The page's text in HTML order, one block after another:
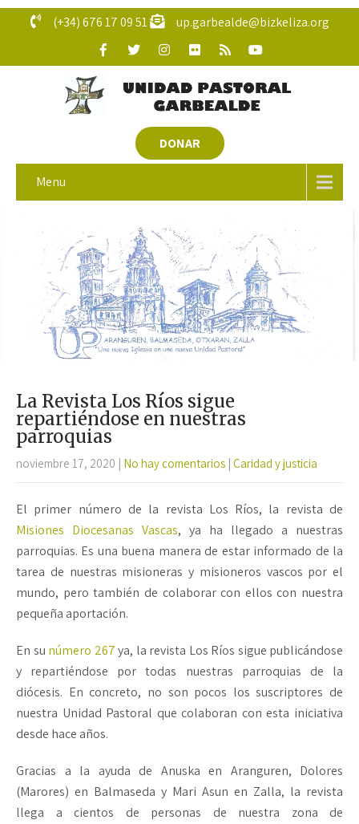
(+34) 676 17 09 51 up.garbealde@bizkeliza.org
DONAR
Menu
La Revista Los Ríos sigue
repartiéndose en nuestras
parroquias
noviembre 17, 2020 No hay comentarios Caridad y justicia
El primer número de la revista Los Ríos, la revista de
Misiones Diocesanas Vascas, ya ha llegado a nuestras
parroquias. Es una buena manera de estar informado de la
tarea de nuestras misioneras y misioneros vascos por el
mundo, pero también de colaborar con ellos con nuestra
pequeña aportación.
En su número 267ya, la revista Los Ríos sigue publicándose
y repartiéndose por todas nuestras parroquias de la
diócesis. En concreto, no son pocos los suscriptores de
nuestra Unidad Pastoral que colaboran con esta iniciativa
desde hace años.
Gracias a la ayuda de Anuska en Aranguren, Dolores
(Marores) en Balmaseda y Mari Asun en Zalla, la revista
llega a cientos de personas de nuestra zona de